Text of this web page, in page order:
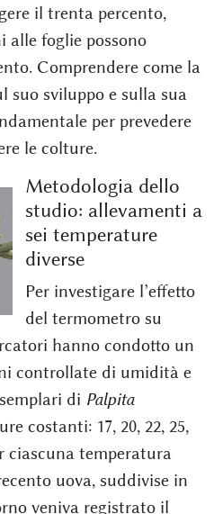
il trenta percento,
alle foglie possono
Comprendere come la
suo sviluppo e sulla sua
per prevedere
le colture.
Metodologia dello
studio: allevamenti a
sei temperature
diverse
Per investigare l’effetto
del termometro su
hanno condotto un
controllate di umidità e
di Palpita
costanti: 17, 20, 22, 25,
ciascuna temperatura
uova, suddivise in
veniva registrato il